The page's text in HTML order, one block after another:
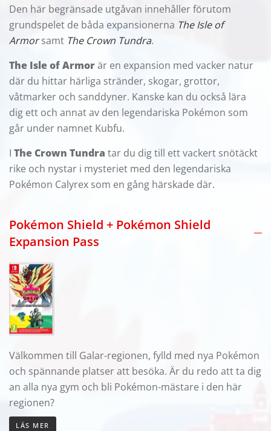
Den här begränsade utgåvan innehåller förutom
grundspelet de båda expansionerna The Isle of
Armorsamt The Crown Tundra.
The Isle of Armorär en expansion med vacker natur
där du hittar härliga stränder, skogar, grottor,
våtmarker och sanddyner. Kanske kan du också lära
dig ett och annat av den legendariska Pokémon som
går under namnet Kubfu.
I The Crown Tundra tar du dig till ett vackert snötäckt
rike och nystar i mysteriet med den legendariska
Pokémon Calyrex som en gång härskade där.
Pokémon Shield + Pokémon Shield
Expansion Pass
Välkommen till Galar-regionen, fylld med nya Pokémon
och spännande platser att besöka. Är du redo att ta dig
an alla nya gym och bli Pokémon-mästare i den här
regionen?
LÄS MER